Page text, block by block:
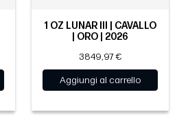
1 OZ LUNAR III | CAVALLO
| ORO | 2026
3849,97 €
Aggiungi al carrello